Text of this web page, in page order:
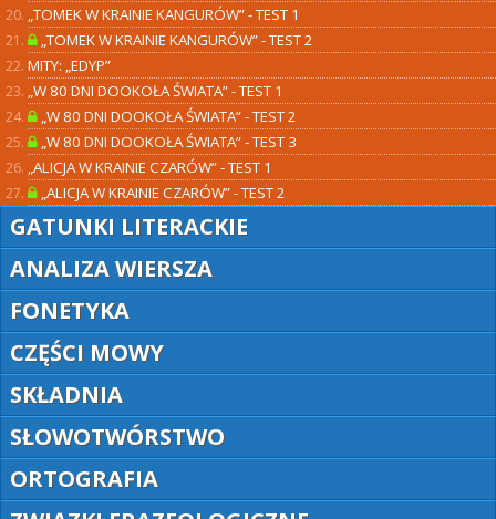
„TOMEK W KRAINIE KANGURÓW” - TEST 1
„TOMEK W KRAINIE KANGURÓW” - TEST 2
MITY: „EDYP”
„W 80 DNI DOOKOŁA ŚWIATA” - TEST 1
„W 80 DNI DOOKOŁA ŚWIATA” - TEST 2
„W 80 DNI DOOKOŁA ŚWIATA” - TEST 3
„ALICJA W KRAINIE CZARÓW” - TEST 1
„ALICJA W KRAINIE CZARÓW” - TEST 2
GATUNKI LITERACKIE
ANALIZA WIERSZA
FONETYKA
CZĘŚCI MOWY
SKŁADNIA
SŁOWOTWÓRSTWO
ORTOGRAFIA